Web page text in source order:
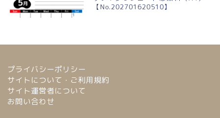
【No.202701620510】
プライバシーポリシー
サイトについて・ご利用規約
サイト運営者について
お問い合わせ